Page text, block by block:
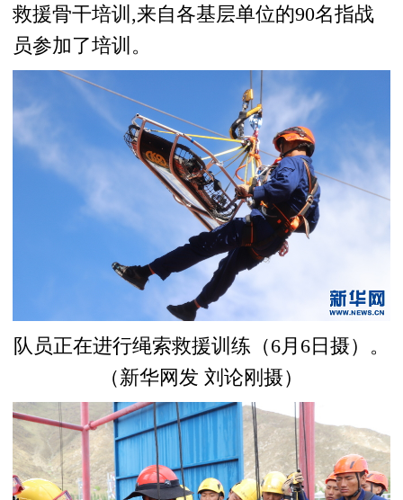
救援骨干培训,来自各基层单位的90名指战
员参加了培训。
队员正在进行绳索救援训练（6月6日摄）。
（新华网发 刘论刚摄）